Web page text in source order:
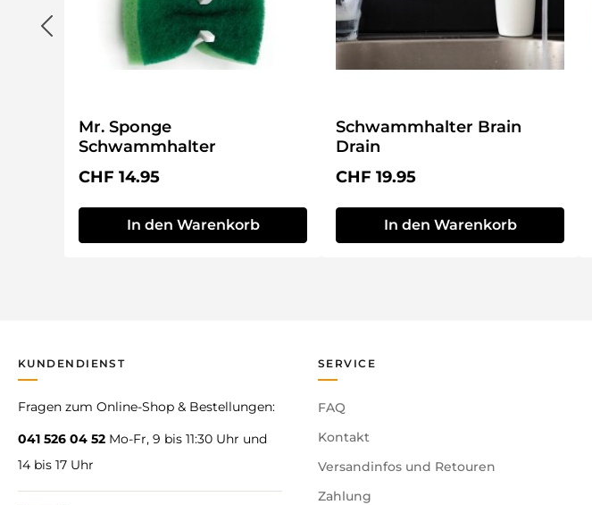
Mr. Sponge
Schwammhalter
Regulärer Preis:
CHF 14.95
In den Warenkorb
Schwammhalter Brain
Drain
Regulärer Preis:
CHF 19.95
In den Warenkorb
KUNDENDIENST
Fragen zum Online-Shop & Bestellungen:
041 526 04 52 Mo-Fr, 9 bis 11:30 Uhr und
14 bis 17 Uhr
SERVICE
FAQ
Kontakt
Versandinfos und Retouren
Zahlung